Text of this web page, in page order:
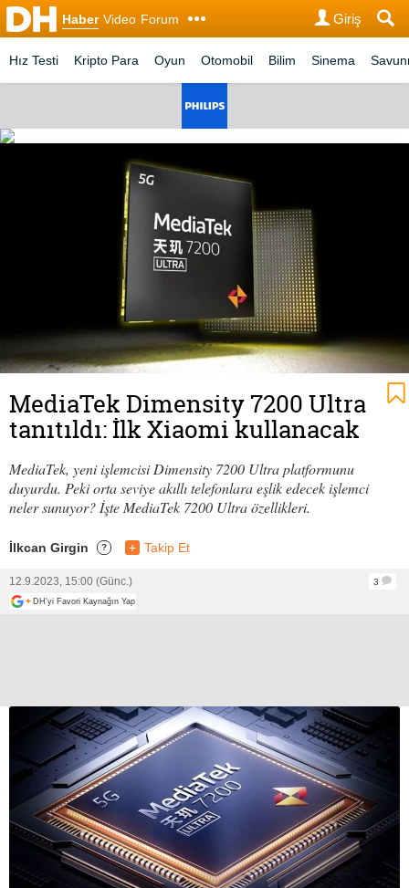
Haber Video Forum Giriş
Hız Testi Kripto Para Oyun Otomobil Bilim Sinema
MediaTek Dimensity 7200 Ultra
tanıtıldı: İlk Xiaomi kullanacak
MediaTek, yeni işlemcisi Dimensity 7200 Ultra platformunu
duyurdu. Peki orta seviye akıllı telefonlara eşlik edecek işlemci
neler sunuyor? İşte MediaTek 7200 Ultra özellikleri.
İlkcan Girgin ? + Takip Et
12.9.2023, 15:00 (Günc.)
3
+ DH'yi Favori Kaynağın Yap